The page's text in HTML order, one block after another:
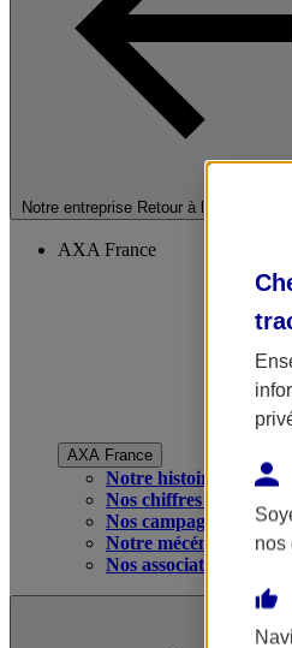
Notre entreprise Retour à la section
AXA France
AXA France
Notre histoire
Nos chiffres clés
Nos campagnes
Notre mécénat
Nos associations
nos